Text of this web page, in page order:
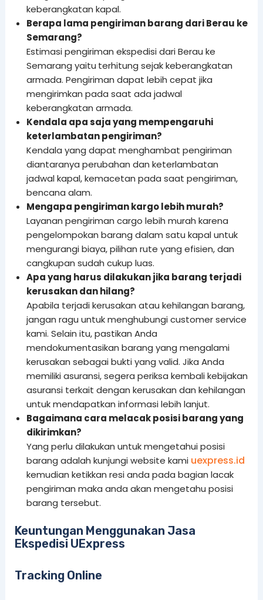
keberangkatan kapal.
Berapa lama pengiriman barang dari Berau ke
Semarang?
Estimasi pengiriman ekspedisi dari Berau ke
Semarang yaitu terhitung sejak keberangkatan
armada. Pengiriman dapat lebih cepat jika
mengirimkan pada saat ada jadwal
keberangkatan armada.
Kendala apa saja yang mempengaruhi
keterlambatan pengiriman?
Kendala yang dapat menghambat pengiriman
diantaranya perubahan dan keterlambatan
jadwal kapal, kemacetan pada saat pengiriman,
bencana alam.
Mengapa pengiriman kargo lebih murah?
Layanan pengiriman cargo lebih murah karena
pengelompokan barang dalam satu kapal untuk
mengurangi biaya, pilihan rute yang efisien, dan
cangkupan sudah cukup luas.
Apa yang harus dilakukan jika barang terjadi
kerusakan dan hilang?
Apabila terjadi kerusakan atau kehilangan barang,
jangan ragu untuk menghubungi customer service
kami. Selain itu, pastikan Anda
mendokumentasikan barang yang mengalami
kerusakan sebagai bukti yang valid. Jika Anda
memiliki asuransi, segera periksa kembali kebijakan
asuransi terkait dengan kerusakan dan kehilangan
untuk mendapatkan informasi lebih lanjut.
Bagaimana cara melacak posisi barang yang
dikirimkan?
Yang perlu dilakukan untuk mengetahui posisi
barang adalah kunjungi website kami uexpress.id
kemudian ketikkan resi anda pada bagian lacak
pengiriman maka anda akan mengetahu posisi
barang tersebut.
Keuntungan Menggunakan Jasa
Ekspedisi UExpress
Tracking Online